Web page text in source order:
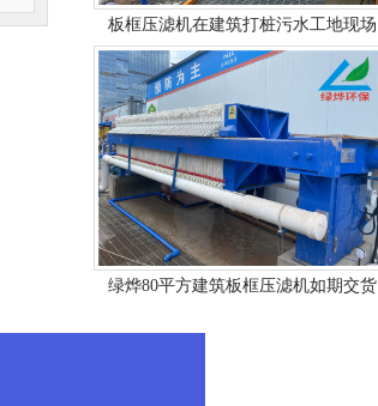
板框压滤机在建筑打桩污水工地现场
绿烨80平方建筑板框压滤机如期交货